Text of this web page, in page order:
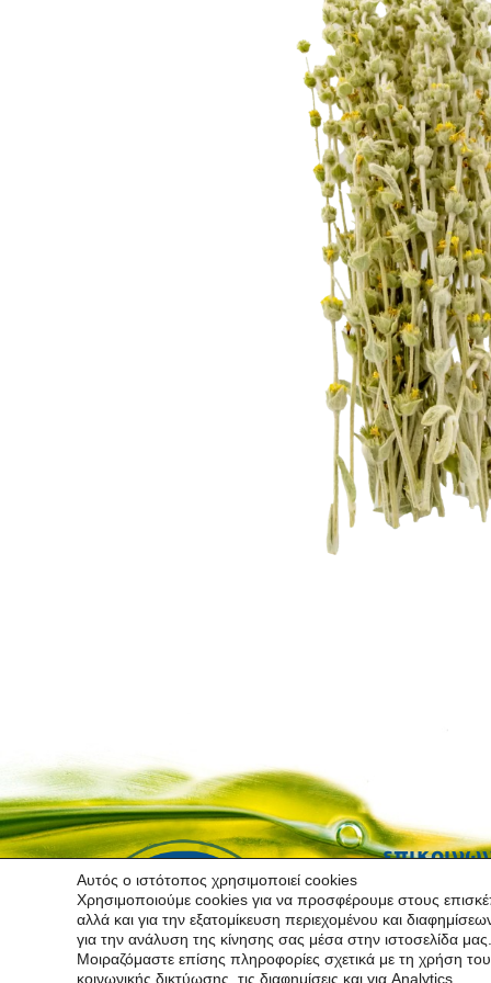
Ενισχύει την μνήμη
Ενίσχυση του Ανοσοποιητικού Συστήματος.
Παρασκευή και δοσολογία
Παρασκευάζεται ως αφέψημα. Το βράζουμε για
νερό, λίγα λεπτά και έτοιμο το ρόφημά σας! Το
πολλαπλά οφέλη στον οργανισμό σας.
Ρόφημα Μαλοτήρας
1 κουταλάκι του γλυκού αποξηραμένη
Μάλεμε
Αυτός ο ιστότοπος χρησιμοποιεί cookies
Χρησιμοποιούμε cookies για να προσφέρουμε στους
αλλά και για την εξατομίκευση περιεχομένου και
για την ανάλυση της κίνησης σας μέσα στην ιστοσελίδα μας.
Μοιραζόμαστε επίσης πληροφορίες σχετικά με τη χρήση
κοινωνικής δικτύωσης, τις διαφημίσεις και για Analytics.